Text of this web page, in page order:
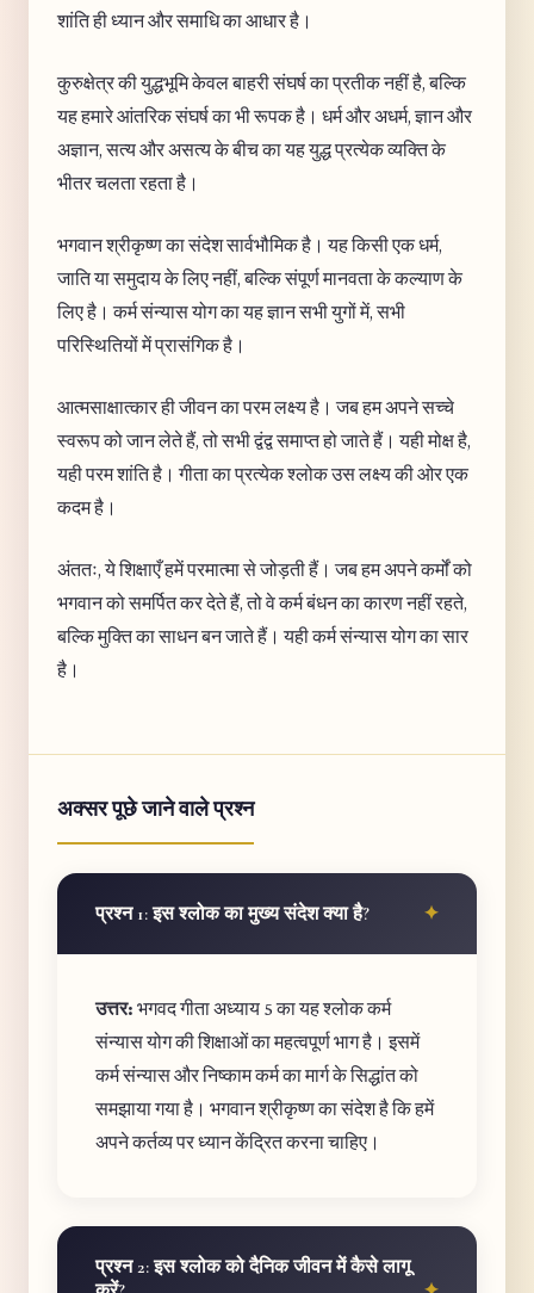
शांति ही ध्यान और समाधि का आधार है।
कुरुक्षेत्र की युद्धभूमि केवल बाहरी संघर्ष का प्रतीक नहीं है, बल्कि
यह हमारे आंतरिक संघर्ष का भी रूपक है। धर्म और अधर्म, ज्ञान और
अज्ञान, सत्य और असत्य के बीच का यह युद्ध प्रत्येक व्यक्ति के
भीतर चलता रहता है।
भगवान श्रीकृष्ण का संदेश सार्वभौमिक है। यह किसी एक धर्म,
जाति या समुदाय के लिए नहीं, बल्कि संपूर्ण मानवता के कल्याण के
लिए है। कर्म संन्यास योग का यह ज्ञान सभी युगों में, सभी
परिस्थितियों में प्रासंगिक है।
आत्मसाक्षात्कार ही जीवन का परम लक्ष्य है। जब हम अपने सच्चे
स्वरूप को जान लेते हैं, तो सभी द्वंद्व समाप्त हो जाते हैं। यही मोक्ष है,
यही परम शांति है। गीता का प्रत्येक श्लोक उस लक्ष्य की ओर एक
कदम है।
अंततः, ये शिक्षाएँ हमें परमात्मा से जोड़ती हैं। जब हम अपने कर्मों को
भगवान को समर्पित कर देते हैं, तो वे कर्म बंधन का कारण नहीं रहते,
बल्कि मुक्ति का साधन बन जाते हैं। यही कर्म संन्यास योग का सार
है।
अक्सर पूछे जाने वाले प्रश्न
प्रश्न 1: इस श्लोक का मुख्य संदेश क्या है?
उत्तर: भगवद गीता अध्याय 5 का यह श्लोक कर्म
संन्यास योग की शिक्षाओं का महत्वपूर्ण भाग है। इसमें
कर्म संन्यास और निष्काम कर्म का मार्ग के सिद्धांत को
समझाया गया है। भगवान श्रीकृष्ण का संदेश है कि हमें
अपने कर्तव्य पर ध्यान केंद्रित करना चाहिए।
प्रश्न 2: इस श्लोक को दैनिक जीवन में कैसे लागू